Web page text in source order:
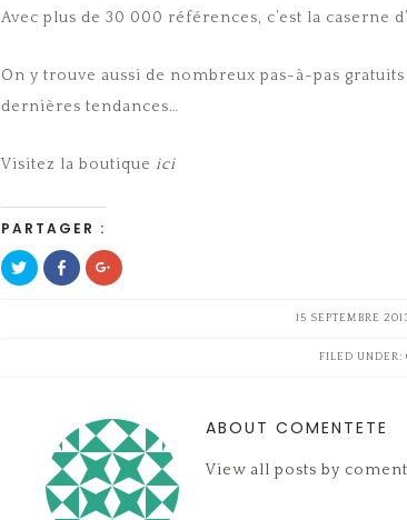
Avec plus de 30 000 références, c’est la caserne
On y trouve aussi de nombreux pas-à-pas
dernières tendances…
Visitez la boutique ici
PARTAGER :
Cliquez
pour
partager
Cliquez
pour
partager
Cliquez
pour
15 SEPTEMBRE
FILED UNDER:
ABOUT COMENTETE
View all posts by